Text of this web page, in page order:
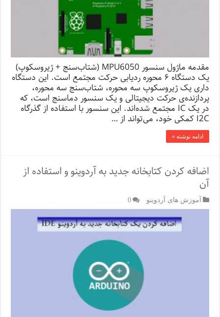
مقدمه ماژول سنسور MPU6050 (شتاب‌سنج + ژیروسکوپ)
یک دستگاه ۶ محوره ردیابی حرکت مجتمع است. این دستگاه
داری یک ژیروسکوپ سه محوره، شتاب‌سنج سه محوره،
پردازنده‌ی حرکت دیجیتالی و یک سنسور دماسنج است، که
در یک IC مجتمع شده‌اند. این سنسور با استفاده از گذرگاه
I2C کمکی خود، می‌تواند از …
ادامه نوشته »
اضافه کردن کتابخانه جدید به آردوینو و استفاده از
آن
آموزش های آردوینو 0